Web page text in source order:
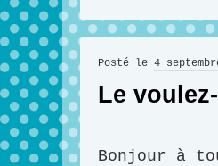
Le
Posté le 4
Bonjour à